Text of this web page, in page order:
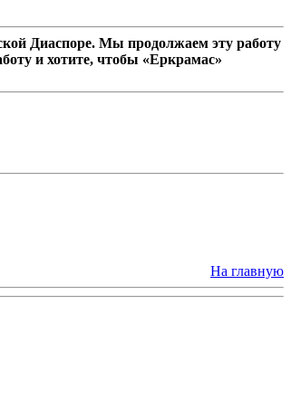
Диаспоре. Мы продолжаем эту работу
и хотите, чтобы «Еркрамас»
На главную